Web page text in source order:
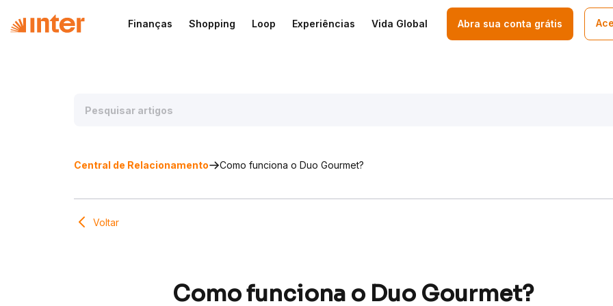
Finanças Shopping Loop Experiências Vida Global Abra sua conta grátis
Central de Relacionamento Como funciona o Duo Gourmet?
Voltar
Como funciona o Duo Gourmet?